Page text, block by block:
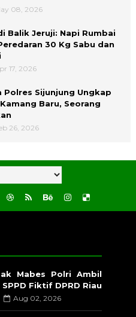
08, 2026
Balik Jeruji: Napi Rumbai
30 Kg Sabu dan
17, 2026
Polres Sijunjung Ungkap
Baru, Seorang
26, 2026
Mabes Polri Ambil
Fiktif DPRD Riau
Aug 02, 2026